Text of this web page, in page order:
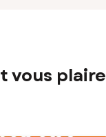
vous plaire